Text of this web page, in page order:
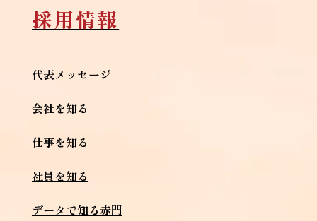
採用情報
代表メッセージ
会社を知る
仕事を知る
社員を知る
データで知る赤門